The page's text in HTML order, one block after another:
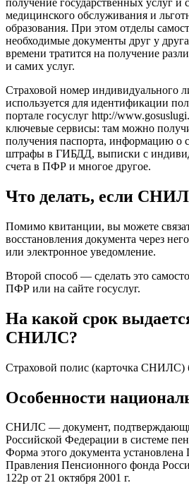
получение государственных услуг
медицинского обслуживания и
образования. При этом отделы
необходимые документы друг у
времени тратится на получение
и самих услуг.
Страховой номер индивидуального
используется для идентификации
портале госуслуг http://
ключевые сервисы: там можно
получения паспорта, информацию о
штрафы в ГИБДД, выписки с
счета в ПФР и многое другое.
Что делать, если
Помимо квитанции, вы можете
восстановления документа через
или электронное уведомление.
Второй способ — сделать это
ПФР или на сайте госуслуг.
На какой срок
СНИЛС?
Страховой полис (карточка СНИЛС)
Особенности
СНИЛС — документ,
Российской Федерации в системе
Форма этого документа
Правления Пенсионного фонда
122p от 21 октября 2001 г.